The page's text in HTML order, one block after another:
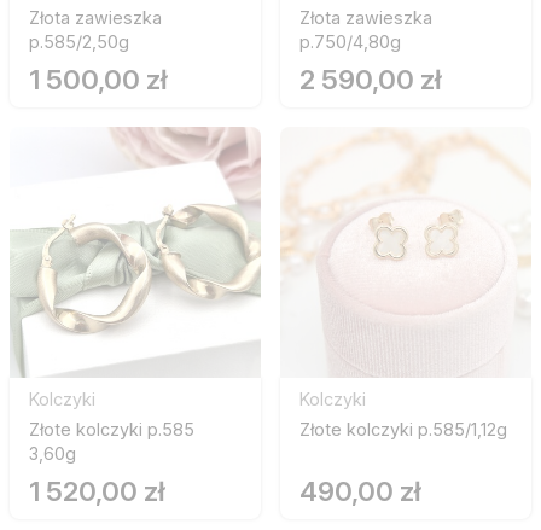
Złota zawieszka
p.585/2,50g
1 500,00 zł
Złota zawieszka
p.750/4,80g
2 590,00 zł
Kolczyki
Złote kolczyki p.585
3,60g
1 520,00 zł
Kolczyki
Złote kolczyki p.585/1,12g
490,00 zł